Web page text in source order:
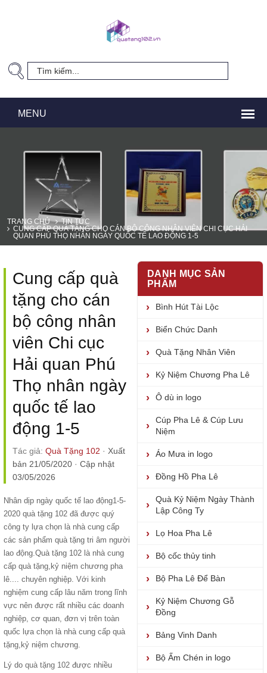
TRANG CHỦ
TIN TỨC
CUNG CẤP QUÀ TẶNG CHO CÁN BỘ CÔNG NHÂN VIÊN CHI CỤC HẢI
QUAN PHÚ THỌ NHÂN NGÀY QUỐC TẾ LAO ĐỘNG 1-5
Cung cấp quà
tặng cho cán
bộ công nhân
viên Chi cục
Hải quan Phú
Thọ nhân ngày
quốc tế lao
động 1-5
Tác giả: Quà Tặng 102 · Xuất
bản 21/05/2020 · Cập nhật
03/05/2026
Nhân dịp ngày quốc tế lao động1-5-
2020 quà tặng 102 đã được quý
công ty lựa chọn là nhà cung cấp
các sản phẩm quà tặng tri âm người
lao động.Quà tặng 102 là nhà cung
cấp quà tặng,kỷ niệm chương pha
lê.... chuyên nghiệp. Với kinh
nghiệm cung cấp lâu năm trong lĩnh
vực nên được rất nhiều các doanh
nghiệp, cơ quan, đơn vị trên toàn
quốc lựa chọn là nhà cung cấp quà
tặng,kỷ niệm chương.
Lý do quà tặng 102 được nhiều
DANH MỤC SẢN
PHẨM
Bình Hút Tài Lộc
Biển Chức Danh
Quà Tặng Nhân Viên
Kỷ Niệm Chương Pha Lê
Ô dù in logo
Cúp Pha Lê & Cúp Lưu
Niệm
Áo Mưa in logo
Đồng Hồ Pha Lê
Quà Kỷ Niệm Ngày Thành
Lập Công Ty
Lọ Hoa Pha Lê
Bộ cốc thủy tinh
Bộ Pha Lê Để Bàn
Kỷ Niệm Chương Gỗ
Đồng
Bảng Vinh Danh
Bộ Ấm Chén in logo